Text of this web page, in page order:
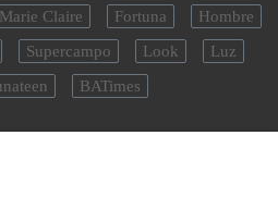
Marie Claire Fortuna
Hombre
Supercampo Look
Luz
BATimes